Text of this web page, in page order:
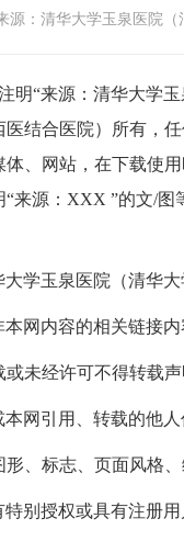
源：清华大学玉泉医院（
“来源：清华大学玉
结合医院）
所有，
、网站，在下载使用
来源：XXX ”的文/
大学玉泉医院（清华
网内容的相关链接内
未经许可不得转载声
网引用、转载的他
、标志、页面风格、
别授权或具有注册